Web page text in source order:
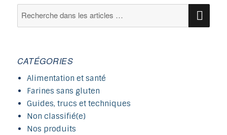
CATÉGORIES
Alimentation et santé
Farines sans gluten
Guides, trucs et techniques
Non classifié(e)
Nos produits